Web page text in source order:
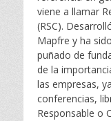
viene a llamar
(RSC).
Mapfre y ha
puñado de
de la
las empresas,
conferencias,
Responsable o